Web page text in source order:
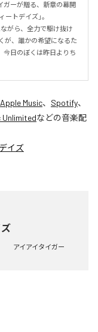
ガーが贈る、新章の幕開
トデイズ」。
がら、全力で駆け抜け
が、誰かの希望になるた
今日のぼくは昨日よりち
Apple Music、 Spotify、
Unlimitedなどの音楽配
イズ
アイアイタイガー